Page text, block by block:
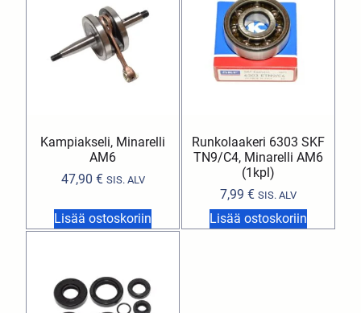
Kampiakseli, Minarelli
AM6
47,90 € SIS. ALV
Lisää ostoskoriin
Runkolaakeri 6303 SKF
TN9/C4, Minarelli AM6
(1kpl)
7,99 € SIS. ALV
Lisää ostoskoriin